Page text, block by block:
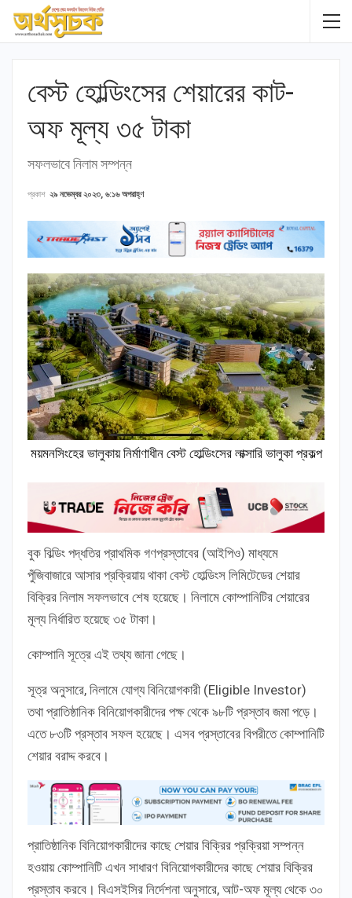
বেস্ট হোল্ডিংসের শেয়ারের কাট-
অফ মূল্য ৩৫ টাকা
সফলভাবে নিলাম সম্পন্ন
প্রকাশ ২৯ নভেম্বর ২০২৩, ৬:১৬ অপরাহ্ণ
ময়মনসিংহের ভালুকায় নির্মাণাধীন বেস্ট হোল্ডিংসের লাক্সারি ভালুকা প্রকল্প
বুক বিল্ডিং পদ্ধতির প্রাথমিক গণপ্রস্তাবের (আইপিও) মাধ্যমে
পুঁজিবাজারে আসার প্রক্রিয়ায় থাকা বেস্ট হোল্ডিংস লিমিটেডের শেয়ার
বিক্রির নিলাম সফলভাবে শেষ হয়েছে। নিলামে কোম্পানিটির শেয়ারের
মূল্য নির্ধারিত হয়েছে ৩৫ টাকা।
কোম্পানি সূত্রে এই তথ্য জানা গেছে।
সূত্র অনুসারে, নিলামে যোগ্য বিনিয়োগকারী (Eligible Investor)
তথা প্রাতিষ্ঠানিক বিনিয়োগকারীদের পক্ষ থেকে ৯৮টি প্রস্তাব জমা পড়ে।
এতে ৮৩টি প্রস্তাব সফল হয়েছে। এসব প্রস্তাবের বিপরীতে কোম্পানিটি
শেয়ার বরাদ্দ করবে।
প্রাতিষ্ঠানিক বিনিয়োগকারীদের কাছে শেয়ার বিক্রির প্রক্রিয়া সম্পন্ন
হওয়ায় কোম্পানিটি এখন সাধারণ বিনিয়োগকারীদের কাছে শেয়ার বিক্রির
প্রস্তাব করবে। বিএসইসির নির্দেশনা অনুসারে, আট-অফ মূল্য থেকে ৩০